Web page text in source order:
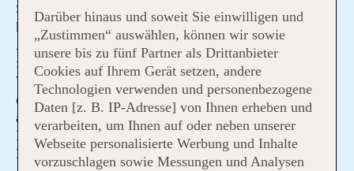
Sitzplatzreservierungen tätigen oder Gepäck
hinzubuchen.
Abhängig davon, mit welcher Fluggesellschaft Sie
fliegen, gelten unterschiedliche Bedingungen für den
Web Check-in, für die Web Check-in Zeiten sowie für
die Kosten für den Check-in am Flughafenschalter. Für
ausgewählte Fluggesellschaften finden Sie ausführliche
Infos hier oder auf der Webseite der jeweiligen
Fluggesellschaft
Darüber hinaus und soweit Sie einwilligen und
„Zustimmen“ auswählen, können wir sowie
unsere bis zu fünf Partner als Drittanbieter
Cookies auf Ihrem Gerät setzen, andere
Technologien verwenden und personenbezogene
Daten [z. B. IP-Adresse] von Ihnen erheben und
verarbeiten, um Ihnen auf oder neben unserer
Webseite personalisierte Werbung und Inhalte
vorzuschlagen sowie Messungen und Analysen